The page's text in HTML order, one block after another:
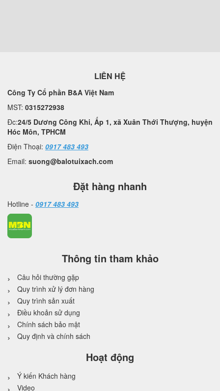
LIÊN HỆ
Công Ty Cổ phần B&A Việt Nam
MST: 0315272938
Đc:24/5 Dương Công Khi, Ấp 1, xã Xuân Thới Thượng, huyện
Hóc Môn, TPHCM
Điện Thoại: 0917 483 493
Email: suong@balotuixach.com
Đặt hàng nhanh
Hotline - 0917 483 493
Thông tin tham khảo
Câu hỏi thường gặp
Quy trình xử lý đơn hàng
Quy trình sản xuất
Điều khoản sử dụng
Chính sách bảo mật
Quy định và chính sách
Hoạt động
Ý kiến Khách hàng
Video